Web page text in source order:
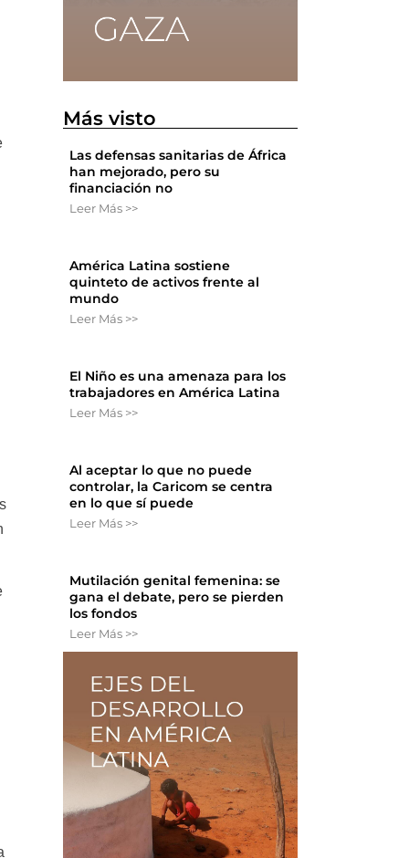
Más visto
Las defensas sanitarias de África
han mejorado, pero su
financiación no
Leer Más >>
América Latina sostiene
quinteto de activos frente al
mundo
Leer Más >>
El Niño es una amenaza para los
trabajadores en América Latina
Leer Más >>
Al aceptar lo que no puede
controlar, la Caricom se centra
en lo que sí puede
Leer Más >>
Mutilación genital femenina: se
gana el debate, pero se pierden
los fondos
Leer Más >>